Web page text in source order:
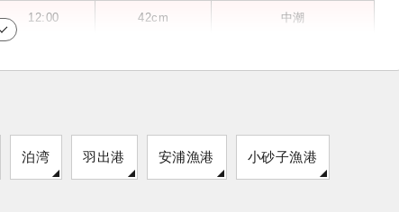
12:00 42cm 中潮
泊湾 羽出港 安浦漁港 小砂子漁港